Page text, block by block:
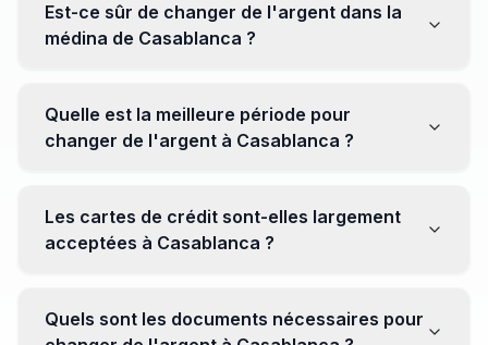
être moins avantageux. Orientez-vous plutôt vers les
bureaux de change en ville pour obtenir de meilleurs
Est-ce sûr de changer de l'argent dans la
médina de Casablanca ?
établissements réputés pour éviter les surprises.
Quelle est la meilleure période pour
changer de l'argent à Casablanca ?
soyez attentif aux fluctuations pour maximiser la valeur
de vos devises.
Les cartes de crédit sont-elles largement
acceptées à Casablanca ?
Cependant, avoir un peu de monnaie locale peut être
Quels sont les documents nécessaires pour